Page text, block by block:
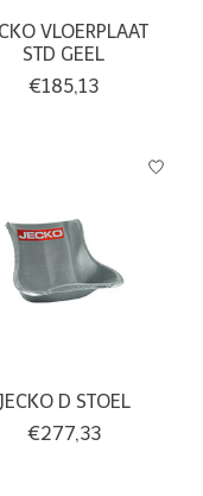
VLOERPLAAT
STD GEEL
€185,13
D STOEL
€277,33